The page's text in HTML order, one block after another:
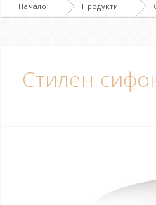
Начало Продукти
Стилен